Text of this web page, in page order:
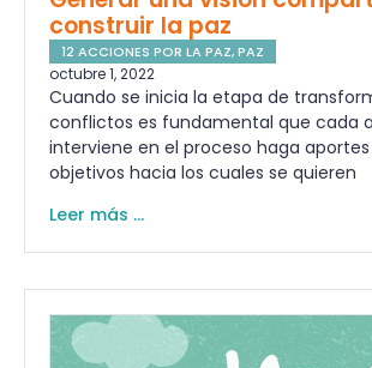
construir la paz
12 ACCIONES POR LA PAZ,PAZ
octubre 1, 2022
Cuando se inicia la etapa de
conflictos es fundamental que cada
interviene en el proceso haga aportes
objetivos hacia los cuales se quieren
Leer más ...